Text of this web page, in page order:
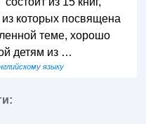
которых посвящена
теме, хорошо
детям из …
языку